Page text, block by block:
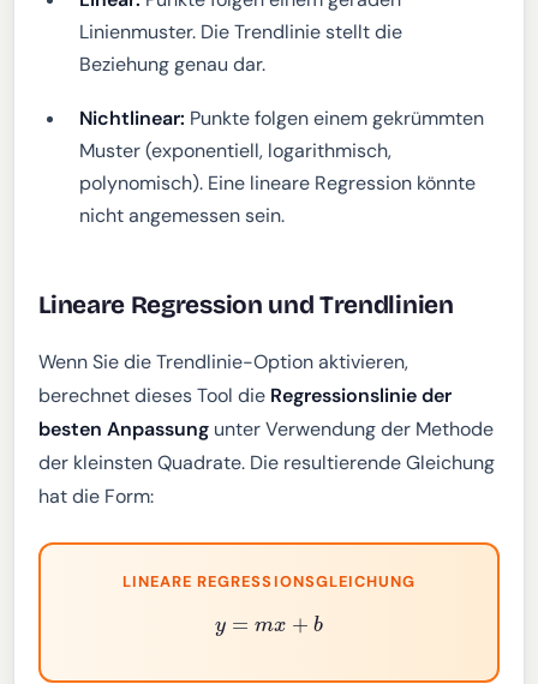
Linienmuster. Die Trendlinie stellt die
Beziehung genau dar.
Nichtlinear: Punkte folgen einem gekrümmten
Muster (exponentiell, logarithmisch,
polynomisch). Eine lineare Regression könnte
nicht angemessen sein.
Lineare Regression und Trendlinien
Wenn Sie die Trendlinie-Option aktivieren,
berechnet dieses Tool die Regressionslinie der
besten Anpassung unter Verwendung der Methode
der kleinsten Quadrate. Die resultierende Gleichung
hat die Form:
LINEARE REGRESSIONSGLEICHUNG
y= mx+ b